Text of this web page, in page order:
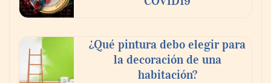
¿Qué pintura debo elegir para
la decoración de una
habitación?